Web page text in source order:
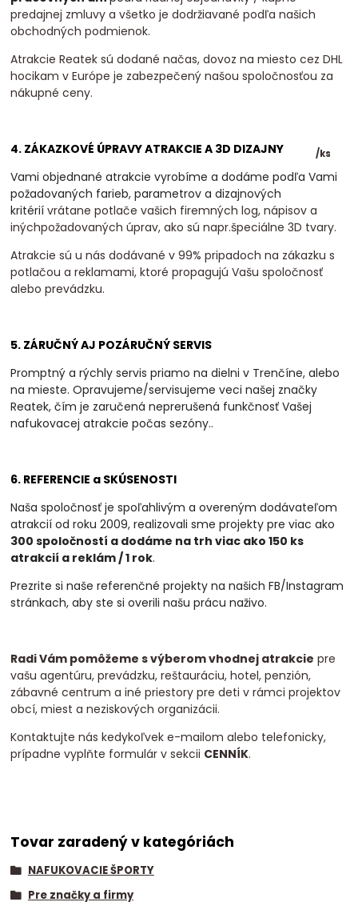
/ks
predajnej zmluvy a všetko je dodržiavané podľa našich
obchodných podmienok.
Atrakcie Reatek sú dodané načas, dovoz na miesto cez DHL
hocikam v Európe je zabezpečený našou spoločnosťou za
nákupné ceny.
4. ZÁKAZKOVÉ ÚPRAVY ATRAKCIE A 3D DIZAJNY
Vami objednané atrakcie vyrobíme a dodáme podľa Vami
požadovaných farieb, parametrov a dizajnových
kritérií vrátane potlače vašich firemných log, nápisov a
inýchpožadovaných úprav, ako sú napr.špeciálne 3D tvary.
Atrakcie sú u nás dodávané v 99% pripadoch na zákazku s
potlačou a reklamami, ktoré propagujú Vašu spoločnosť
alebo prevádzku.
5. ZÁRUČNÝ AJ POZÁRUČNÝ SERVIS
Promptný a rýchly servis priamo na dielni v Trenčíne, alebo
na mieste. Opravujeme/servisujeme veci našej značky
Reatek, čím je zaručená neprerušená funkčnosť Vašej
nafukovacej atrakcie počas sezóny..
6. REFERENCIE a SKÚSENOSTI
Naša spoločnosť je spoľahlivým a overeným dodávateľom
atrakcií od roku 2009, realizovalisme projekty pre viac ako
300 spoločností a dodáme na trh viac ako 150 ks
atrakcií a reklám / 1 rok.
Prezrite si naše referenčné projekty na našich FB/Instagram
stránkach, aby ste si overili našu prácu naživo.
Radi Vám pomôžeme s výberom vhodnej atrakcie pre
vašu agentúru, prevádzku, reštauráciu, hotel, penzión,
zábavné centrum a iné priestory pre deti v rámci projektov
obcí, miest a neziskových organizácii.
Kontaktujte nás kedykoľvek e-mailom alebo telefonicky,
prípadne vyplňte formulár v sekcii CENNÍK.
Tovar zaradený v kategóriách
NAFUKOVACIE ŠPORTY
Pre značky a firmy